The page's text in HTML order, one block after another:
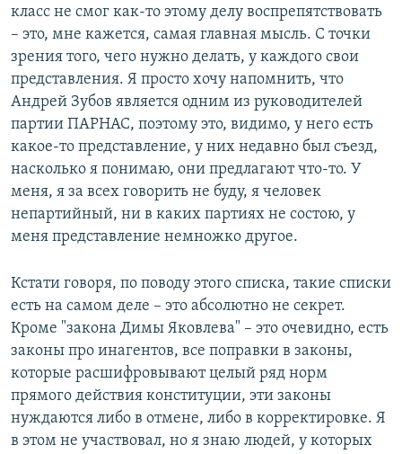
класс не смог как-то этому делу воспрепятствовать
– это, мне кажется, самая главная мысль. С точки
зрения того, чего нужно делать, у каждого свои
представления. Я просто хочу напомнить, что
Андрей Зубов является одним из руководителей
партии ПАРНАС, поэтому это, видимо, у него есть
какое-то представление, у них недавно был съезд,
насколько я понимаю, они предлагают что-то. У
меня, я за всех говорить не буду, я человек
непартийный, ни в каких партиях не состою, у
меня представление немножко другое.
Кстати говоря, по поводу этого списка, такие списки
есть на самом деле – это абсолютно не секрет.
Кроме "закона Димы Яковлева" – это очевидно, есть
законы про инагентов, все поправки в законы,
которые расшифровывают целый ряд норм
прямого действия конституции, эти законы
нуждаются либо в отмене, либо в корректировке. Я
в этом не участвовал, но я знаю людей, у которых